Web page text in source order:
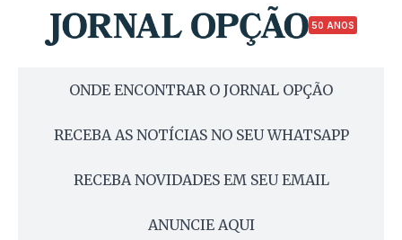
50 ANOS
ONDE ENCONTRAR O JORNAL OPÇÃO
RECEBA AS NOTÍCIAS NO SEU WHATSAPP
RECEBA NOVIDADES EM SEU EMAIL
ANUNCIE AQUI